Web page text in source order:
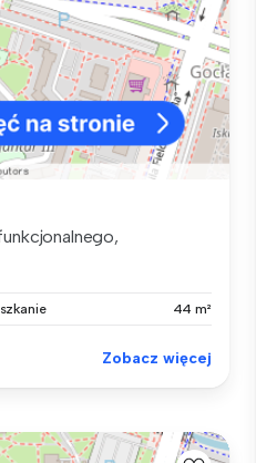
44 m²
Zobacz więcej